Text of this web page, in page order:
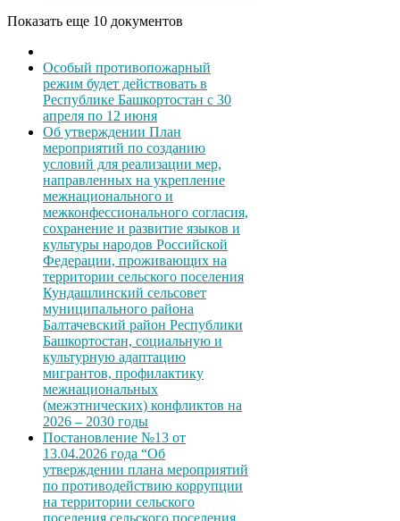
Показать еще 10 документов
Особый противопожарный
режим будет действовать в
Республике Башкортостан с 30
апреля по 12 июня
Об утверждении План
мероприятий по созданию
условий для реализации мер,
направленных на укрепление
межнационального и
межконфессионального согласия,
сохранение и развитие языков и
культуры народов Российской
Федерации, проживающих на
территории сельского поселения
Кундашлинский сельсовет
муниципального района
Балтачевский район Республики
Башкортостан, социальную и
культурную адаптацию
мигрантов, профилактику
межнациональных
(межэтнических) конфликтов на
2026 – 2030 годы
Постановление №13 от
13.04.2026 года “Об
утверждении плана мероприятий
по противодействию коррупции
на территории сельского